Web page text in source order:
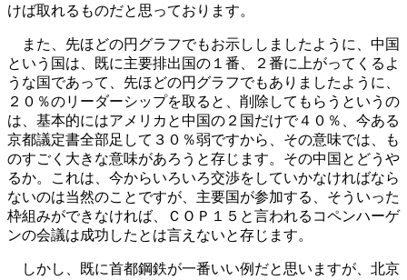
けば取れるものだと思っております。
また、先ほどの円グラフでもお示ししましたように、中国
という国は、既に主要排出国の１番、２番に上がってくるよ
うな国であって、先ほどの円グラフでもありましたように、
２０％のリーダーシップを取ると、削除してもらうというの
は、基本的にはアメリカと中国の２国だけで４０％、今ある
京都議定書全部足して３０％弱ですから、その意味では、も
のすごく大きな意味があろうと存じます。その中国とどうや
るか。これは、今からいろいろ交渉をしていかなければなら
ないのは当然のことですが、主要国が参加する、そういった
枠組みができなければ、ＣＯＰ１５と言われるコペンハーゲ
ンの会議は成功したとは言えないと存じます。
しかし、既に首都鋼鉄が一番いい例だと思いますが、北京